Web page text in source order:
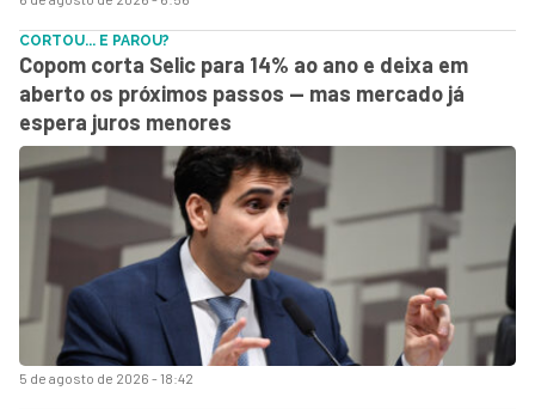
5 de agosto de 2026 - 18:42
CORTOU... E PAROU?
Copom corta Selic para 14% ao ano e deixa em
aberto os próximos passos — mas mercado já
espera juros menores